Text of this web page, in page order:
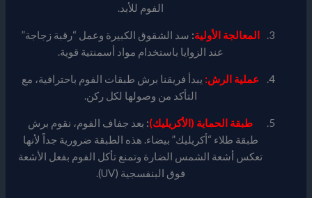
الفوم للأبد.
المعالجة الأولية: سد الشقوق الكبيرة وعمل “رقبة زجاجة”
عند الزوايا باستخدام مواد أسمنتية قوية.
عملية الرش: يبدأ فريقنا برش طبقات الفوم باحترافية، مع
التأكد من وصولها لكل ركن.
طبقة الحماية (الأكريليك): بعد جفاف الفوم، نقوم برش
طبقة طلاء “أكريليك” بيضاء. هذه الطبقة ضرورية جداً لأنها
تعكس أشعة الشمس الضارة وتمنع تأكل الفوم بفعل الأشعة
فوق البنفسجية (UV).